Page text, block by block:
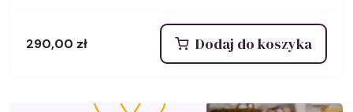
290,00 zł Dodaj do koszyka